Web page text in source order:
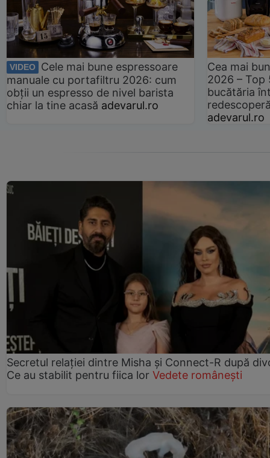
VIDEO
Cele mai bune espressoare
manuale cu portafiltru 2026: cum
obții un espresso de nivel barista
chiar la tine acasă adevarul.ro
Cea mai
2026 –
bucătăria
adevarul.ro
Secretul relației dintre Misha și Connect-R după
Ce au stabilit pentru fiica lor Vedete românești